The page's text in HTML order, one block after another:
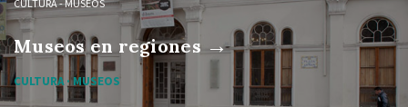
CULTURA-MUSEOS
Museos en regiones →
CULTURA · MUSEOS